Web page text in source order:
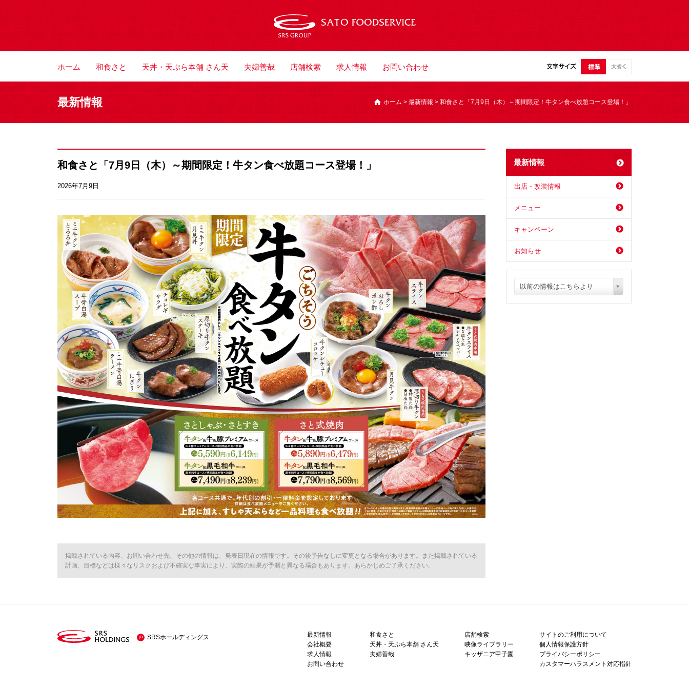
ホーム 和食さと 天丼・天ぷら本舗 さん天 夫婦善哉 店舗検索 求人情報 お問い合わせ
最新情報 ホーム > 最新情報 > 和食さと「7月9日（木）～期間限定！牛タン食べ放題コース登場！」
和食さと「7月9日（木）～期間限定！牛タン食べ放題コース登場！」
2026年7月9日
掲載されている内容、お問い合わせ先、その他の情報は、発表日現在の情報です。その後予告なしに変更となる場合があります。また掲載されている
計画、目標などは様々なリスクおよび不確実な事実により、実際の結果が予測と異なる場合もあります。あらかじめご了承ください。
最新情報
出店・改装情報
メニュー
キャンペーン
お知らせ
以前の情報はこちらより
SRSホールディングス
最新情報
会社概要
求人情報
お問い合わせ
和食さと
天丼・天ぷら本舗 さん天
夫婦善哉
店舗検索
映像ライブラリー
キッザニア甲子園
サイトのご利用について
個人情報保護方針
プライバシーポリシー
カスタマーハラスメント対応指針